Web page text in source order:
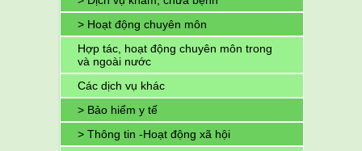
> Hoạt động chuyên môn
Hợp tác, hoạt động chuyên môn trong
và ngoài nước
Các dịch vụ khác
> Bảo hiểm y tế
> Thông tin -Hoạt động xã hội